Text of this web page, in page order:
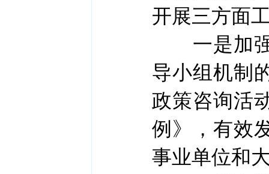
开展三方面
一是加强
导小组机制
政策咨询活
例》，有效
事业单位和